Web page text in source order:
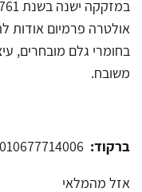
אולטרה פרמיום אודות
בחומרי גלם מובחרים,
משובח.
ברקוד:
אזל מהמלאי